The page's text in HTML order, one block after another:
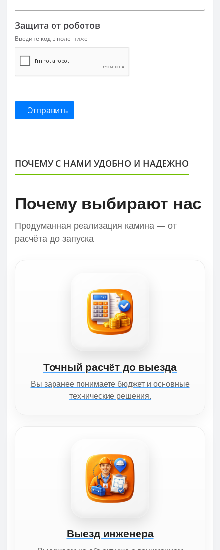
Защита от роботов
Введите код в поле ниже
Отправить
ПОЧЕМУ С НАМИ УДОБНО И НАДЕЖНО
Почему выбирают нас
Продуманная реализация камина — от
расчёта до запуска
Точный расчёт до выезда
Вы заранее понимаете бюджет и основные
технические решения.
Выезд инженера